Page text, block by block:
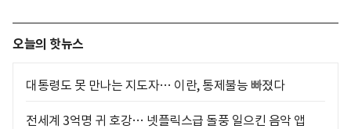
오늘의 핫뉴스
대통령도 못 만나는 지도자… 이란, 통제불능 빠졌다
전세계 3억명 귀 호강… 넷플릭스급 돌풍 일으킨 음악 앱